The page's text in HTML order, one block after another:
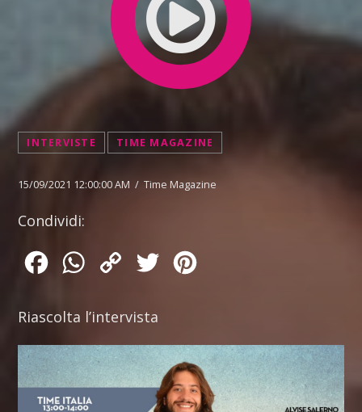
INTERVISTE TIME MAGAZINE
15/09/2021 12:00:00 AM / Time Magazine
Condividi:
FacebookWhatsApp
Copy
Twitter
Riascolta l’intervista